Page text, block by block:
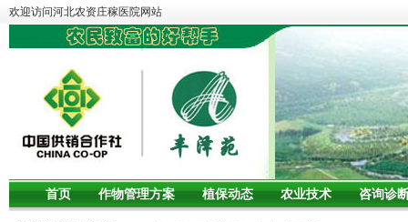
欢迎访问河北农资庄稼医院网站
首页 作物管理方案 植保动态 农业技术 咨询诊